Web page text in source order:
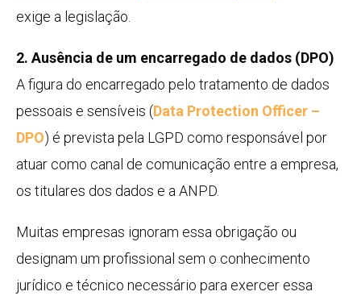
exige a legislação.
2. Ausência de um encarregado de dados (DPO)
A figura do encarregado pelo tratamento de dados
pessoais e sensíveis (Data Protection Officer –
DPO) é prevista pela LGPD como responsável por
atuar como canal de comunicação entre a empresa,
os titulares dos dados e a ANPD.
Muitas empresas ignoram essa obrigação ou
designam um profissional sem o conhecimento
jurídico e técnico necessário para exercer essa